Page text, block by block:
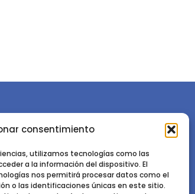
consentimiento
utilizamos tecnologías como las
a la información del dispositivo. El
nos permitirá procesar datos como el
o las identificaciones únicas en este sitio.
de Ciencias Forestales
Ciencias Forestales, INIA-CSIC
Coruña km 7,5 - 28040 Madrid